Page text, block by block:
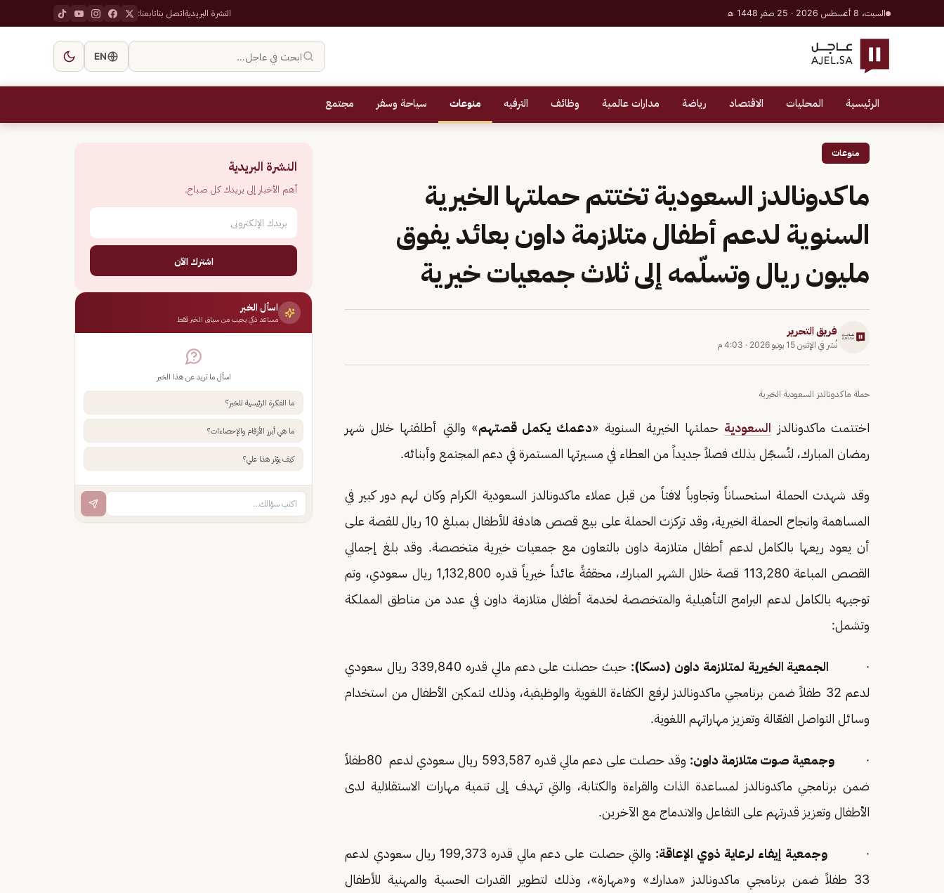
السبت، 8 أغسطس 2026 · 25 صفر 1448 هـ النشرة البريديةاتصل بناتابعنا:
ابحث في عاجل… EN
الرئيسية المحليات الاقتصاد رياضة مدارات عالمية وظائف الترفيه منوعات سياحة وسفر مجتمع
منوعات
ماكدونالدز السعودية تختتم حملتها الخيرية
السنوية لدعم أطفال متلازمة داون بعائد يفوق
مليون ريال وتسلّمه إلى ثلاث جمعيات خيرية
فريق التحرير
نُشر في الإثنين 15 يونيو 2026 · 4:03 م
حملة ماكدونالدز السعودية الخيرية
اختتمت ماكدونالدز السعودية حملتها الخيرية السنوية «دعمك يكمل قصتهم» والتي أطلقتها خلال شهر
رمضان المبارك، لتُسجّل بذلك فصلاً جديداً من العطاء في مسيرتها المستمرة في دعم المجتمع وأبنائه.
وقد شهدت الحملة استحساناً وتجاوباً لافتاً من قبل عملاء ماكدونالدز السعودية الكرام وكان لهم دور كبير في
المساهمة وانجاح الحملة الخيرية، وقد تركزت الحملة على بيع قصص هادفة للأطفال بمبلغ 10 ريال للقصة على
أن يعود ريعها بالكامل لدعم أطفال متلازمة داون بالتعاون مع جمعيات خيرية متخصصة. وقد بلغ إجمالي
القصص المباعة 113,280 قصة خلال الشهر المبارك، محققةً عائداً خيرياً قدره 1,132,800 ريال سعودي، وتم
توجيهه بالكامل لدعم البرامج التأهيلية والمتخصصة لخدمة أطفال متلازمة داون في عدد من مناطق المملكة
وتشمل:
· الجمعية الخيرية لمتلازمة داون (دسكا):
حيث حصلت على دعم مالي قدره 339,840 ريال سعودي
لدعم 32 طفلاً ضمن برنامجي ماكدونالدز لرفع الكفاءة اللغوية والوظيفية، وذلك لتمكين الأطفال من استخدام
وسائل التواصل الفعّالة وتعزيز مهاراتهم اللغوية.
·وجمعية صوت متلازمة داون:
وقد حصلت على دعم مالي قدره 593,587 ريال سعودي لدعم 80طفلاً
ضمن برنامجي ماكدونالدز لمساعدة الذات والقراءة والكتابة، والتي تهدف إلى تنمية مهارات الاستقلالية لدى
الأطفال وتعزيز قدرتهم على التفاعل والاندماج مع الآخرين.
·وجمعية إيفاء لرعاية ذوي الإعاقة:
والتي حصلت على دعم مالي قدره 199,373 ريال سعودي لدعم
33 طفلاً ضمن برنامجي ماكدونالدز «مدارك» و«مهارة»، وذلك لتطوير القدرات الحسية والمهنية للأطفال
النشرة البريدية
أهم الأخبار إلى بريدك كل صباح.
اشترك الآن
اسأل الخبر
مساعد ذكي يجيب من سياق الخبر فقط
اسأل ما تريد عن هذا الخبر
ما الفكرة الرئيسية للخبر؟
ما هي أبرز الأرقام والإحصاءات؟
كيف يؤثر هذا علي؟